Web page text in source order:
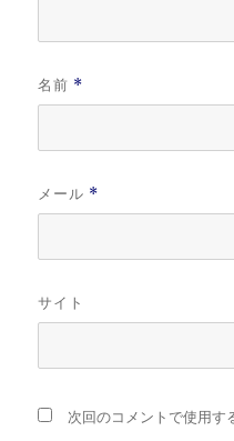
名前 *
メール *
サイト
次回のコメントで使用す